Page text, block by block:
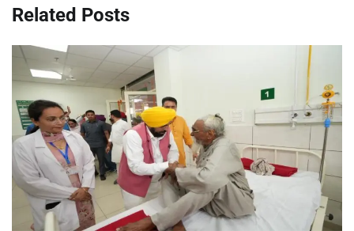
Related Posts